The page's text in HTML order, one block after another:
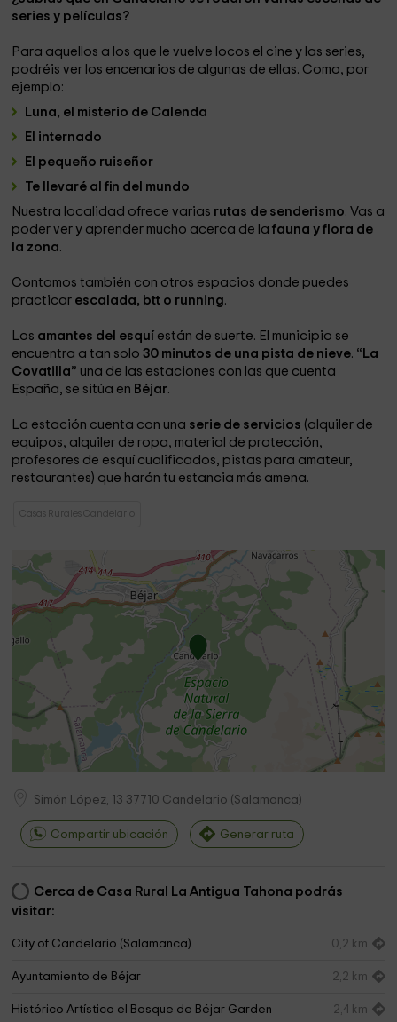
series y películas?
Para aquellos a los que le vuelve locos el cine y las series,
podréis ver los encenarios de algunas de ellas. Como, por
ejemplo:
Luna, el misterio de Calenda
El internado
El pequeño ruiseñor
Te llevaré al fin del mundo
Nuestra localidad ofrece varias rutas de senderismo. Vas a
poder ver y aprender mucho acerca de lafauna y flora de
la zona.
Contamos también con otros espacios donde puedes
practicar escalada, btt o running.
Los amantes del esquí están de suerte. El municipio se
encuentra a tan solo 30 minutos de una pista de nieve. “ La
Covatilla” una de las estaciones con las que cuenta
España, se sitúa en Béjar.
La estación cuenta con una serie de servicios (alquiler de
equipos, alquiler de ropa, material de protección,
profesores de esquí cualificados, pistas para amateur,
restaurantes) que harán tu estancia más amena.
Casas Rurales Candelario
Simón López, 13 37710 Candelario (Salamanca)
Compartir ubicación Generar ruta
Cerca de Casa Rural La Antigua Tahona podrás
visitar:
City of Candelario (Salamanca) 0,2 km
Ayuntamiento de Béjar 2,2 km
Histórico Artístico el Bosque de Béjar Garden 2,4 km